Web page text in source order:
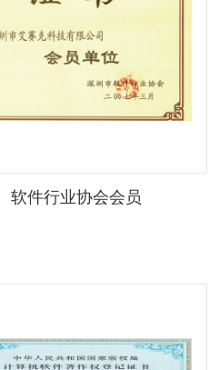
软件行业协会会员